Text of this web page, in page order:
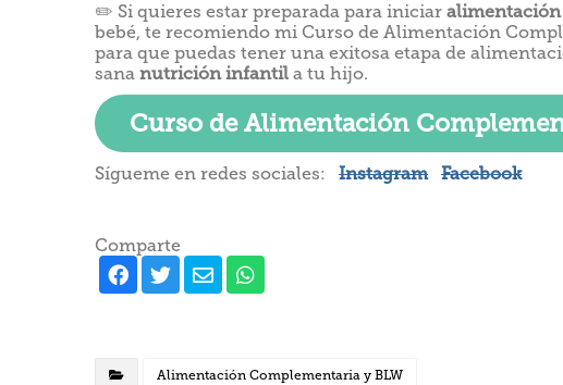
✏️ Si quieres estar preparada para iniciar
bebé, te recomiendo mi Curso de Alimentación
para que puedas tener una exitosa etapa de
sana nutrición infantil a tu hijo.
Curso de Alimentación
Sígueme en redes sociales: Instagram Facebook
Comparte
Alimentación Complementaria y BLW